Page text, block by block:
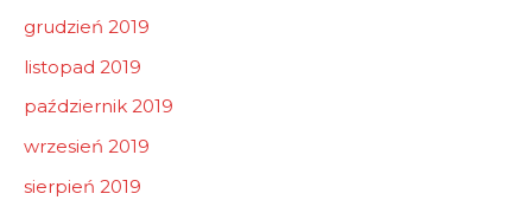
grudzień 2019
listopad 2019
październik 2019
wrzesień 2019
sierpień 2019